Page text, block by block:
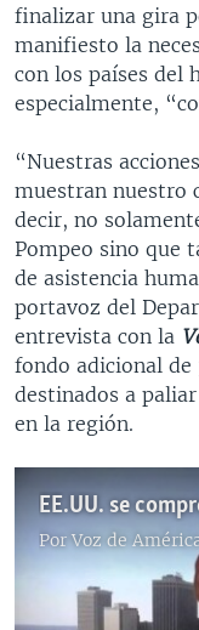
finalizar una gira
manifiesto la
con los países del
especialmente,
“Nuestras
muestran nuestro
decir, no
Pompeo sino que
de asistencia
portavoz del
entrevista con la
fondo adicional de
destinados a
en la región.
Por Voz de
No